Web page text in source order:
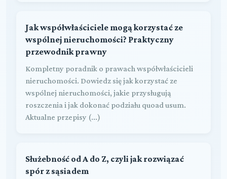
Jak współwłaściciele mogą korzystać ze
wspólnej nieruchomości? Praktyczny
przewodnik prawny
Kompletny poradnik o prawach współwłaścicieli
nieruchomości. Dowiedz się jak korzystać ze
wspólnej nieruchomości, jakie przysługują
roszczenia i jak dokonać podziału quoad usum.
Aktualne przepisy (...)
Służebność od A do Z, czyli jak rozwiązać
spór z sąsiadem